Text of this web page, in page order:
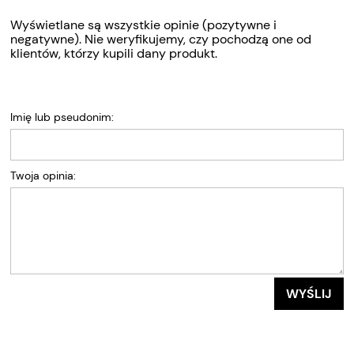
Wyświetlane są wszystkie opinie (pozytywne i
negatywne). Nie weryfikujemy, czy pochodzą one od
klientów, którzy kupili dany produkt.
Imię lub pseudonim:
Twoja opinia:
WYŚLIJ